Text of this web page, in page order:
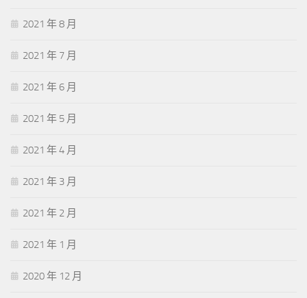
2021 年 8 月
2021 年 7 月
2021 年 6 月
2021 年 5 月
2021 年 4 月
2021 年 3 月
2021 年 2 月
2021 年 1 月
2020 年 12 月